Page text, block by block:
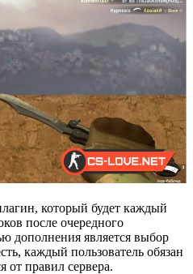
который будет каждый
после очередного
дополнения является выбор
каждый пользователь обязан
от правил сервера.